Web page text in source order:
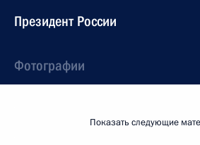
Президент России
Фотографии
Показать следующие